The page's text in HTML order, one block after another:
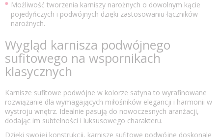
Możliwość tworzenia karniszy narożnych o dowolnym kącie
pojedyńczych i podwójnych dzięki zastosowaniu łączników
narożnych.
Wygląd karnisza podwójnego
sufitowego na wspornikach
klasycznych
Karnisze sufitowe podwójne w kolorze satyna to wyrafinowane
rozwiązanie dla wymagających miłośników elegancji i harmonii w
wystroju wnętrz. Idealnie pasują do nowoczesnych aranżacji,
dodając im subtelności i luksusowego charakteru.
Dzięki swojej konstrukcji, karnisze sufitowe podwójne doskonale